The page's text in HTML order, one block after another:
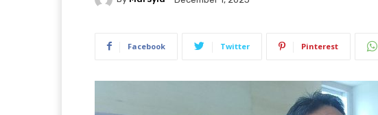
Facebook Twitter Pinterest